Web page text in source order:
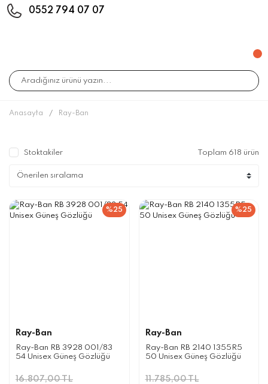
0552 794 07 07
Anasayfa Ray-Ban
Stoktakiler Toplam 618 ürün
%25
Ray-Ban
Ray-Ban RB 3928 001/83
54 Unisex Güneş Gözlüğü
16.807,00 TL
%25
Ray-Ban
Ray-Ban RB 2140 1355R5
50 Unisex Güneş Gözlüğü
11.785,00 TL